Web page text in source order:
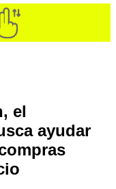
el
ayudar